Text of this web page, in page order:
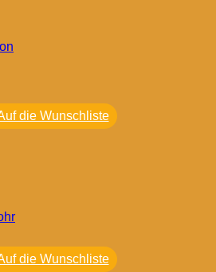
die Wunschliste
die Wunschliste